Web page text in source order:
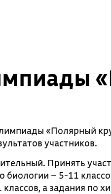
«Полярный
участников.
Принять
биологии – 5-11
а задания по